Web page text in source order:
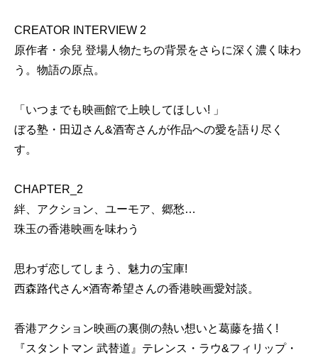
CREATOR INTERVIEW 2
原作者・余兒 登場人物たちの背景をさらに深く濃く味わ
う。物語の原点。
「いつまでも映画館で上映してほしい! 」
ぼる塾・田辺さん&酒寄さんが作品への愛を語り尽く
す。
CHAPTER_2
絆、アクション、ユーモア、郷愁…
珠玉の香港映画を味わう
思わず恋してしまう、魅力の宝庫!
西森路代さん×酒寄希望さんの香港映画愛対談。
香港アクション映画の裏側の熱い想いと葛藤を描く!
『スタントマン 武替道』テレンス・ラウ&フィリップ・